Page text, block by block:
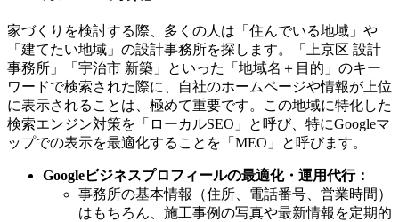
家づくりを検討する際、多くの人は「住んでいる地域」や
「建てたい地域」の設計事務所を探します。「上京区 設計
事務所」「宇治市 新築」といった「地域名＋目的」のキー
ワードで検索された際に、自社のホームページや情報が上位
に表示されることは、極めて重要です。この地域に特化した
検索エンジン対策を「ローカルSEO」と呼び、特にGoogleマ
ップでの表示を最適化することを「MEO」と呼びます。
Googleビジネスプロフィールの最適化・運用代行：
事務所の基本情報（住所、電話番号、営業時間）
はもちろん、施工事例の写真や最新情報を定期的